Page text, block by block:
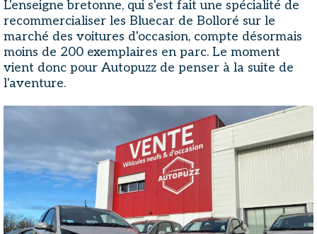
L'enseigne bretonne, qui s'est fait une spécialité de
recommercialiser les Bluecar de Bolloré sur le
marché des voitures d'occasion, compte désormais
moins de 200 exemplaires en parc. Le moment
vient donc pour Autopuzz de penser à la suite de
l'aventure.